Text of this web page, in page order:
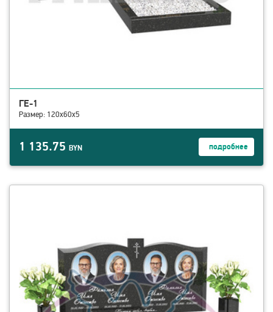
ГЕ-1
Размер: 120х60х5
1 135.75 BYN подробнее